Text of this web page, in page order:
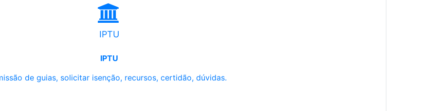
IPTU
IPTU
de guias, solicitar isenção, recursos, certidão, dúvidas.